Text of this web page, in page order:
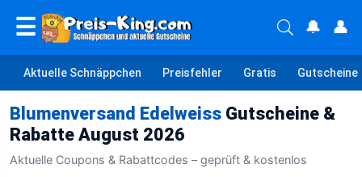
☰ 🔔 👤
Aktuelle Schnäppchen Preisfehler Gratis Gutscheine
Blumenversand Edelweiss Gutscheine &
Rabatte August 2026
Aktuelle Coupons & Rabattcodes – geprüft & kostenlos